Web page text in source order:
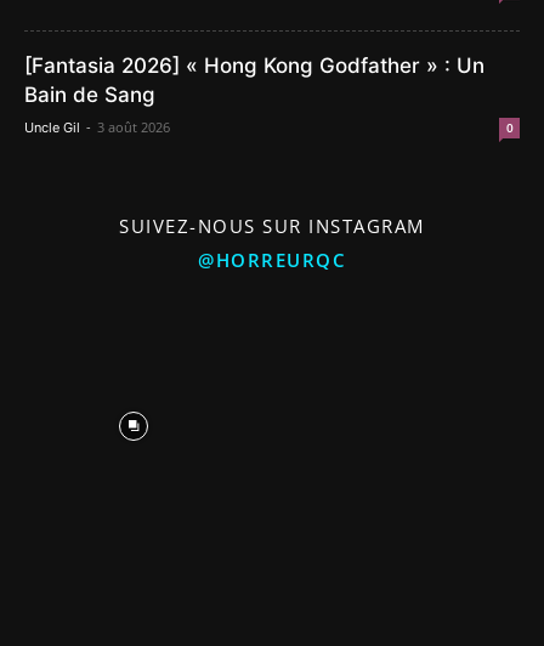
[Fantasia 2026] « Hong Kong Godfather » : Un
Bain de Sang
Uncle Gil - 3 août 2026 0
SUIVEZ-NOUS SUR INSTAGRAM
@HORREURQC